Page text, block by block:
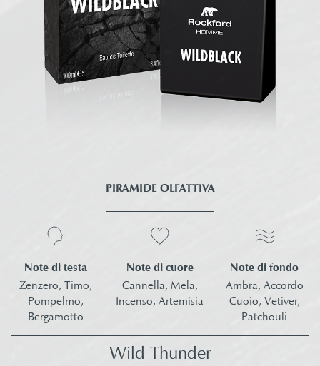
PIRAMIDE OLFATTIVA
Note di testa
Zenzero, Timo,
Pompelmo,
Bergamotto
Note di cuore
Cannella, Mela,
Incenso, Artemisia​
Note di fondo
Ambra, Accordo
Cuoio, Vetiver,
Patchouli​
Wild Thunder